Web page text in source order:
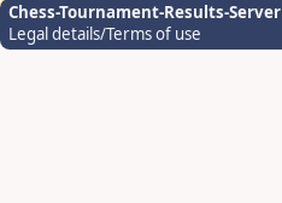
Chess-Tournament-Results-Server
Legal details/Terms of use